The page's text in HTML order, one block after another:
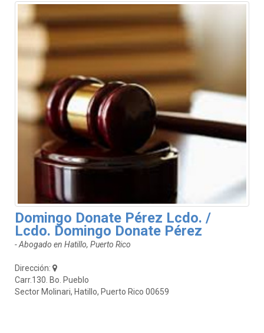
Domingo Donate Pérez Lcdo. /
Lcdo. Domingo Donate Pérez
- Abogado en Hatillo, Puerto Rico
Dirección:
Carr.130. Bo. Pueblo
Sector Molinari, Hatillo, Puerto Rico 00659